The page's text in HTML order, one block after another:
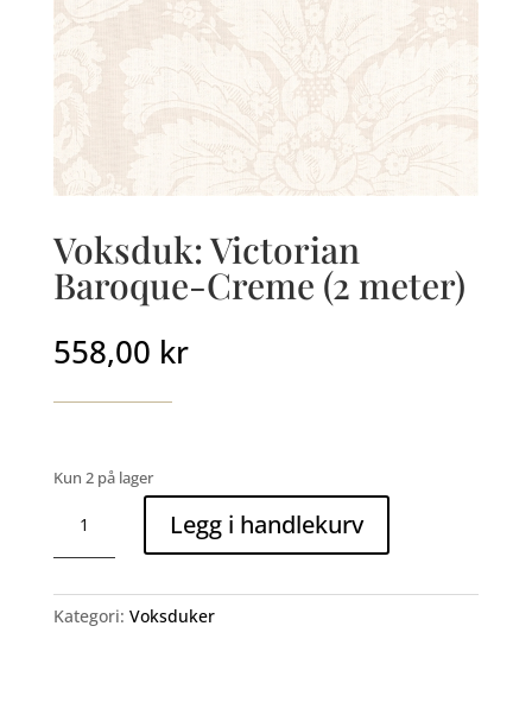
Voksduk: Victorian
Baroque-Creme (2 meter)
558,00 kr
Kun 2 på lager
Victorian
Baroque-
(2
Legg i handlekurv
Kategori: Voksduker